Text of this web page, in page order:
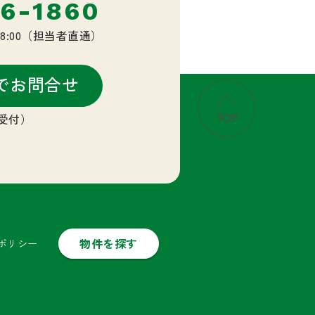
1860
（担当者直通）
お問合せ
）
リシー 物件を探す